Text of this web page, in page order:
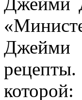
Джейми